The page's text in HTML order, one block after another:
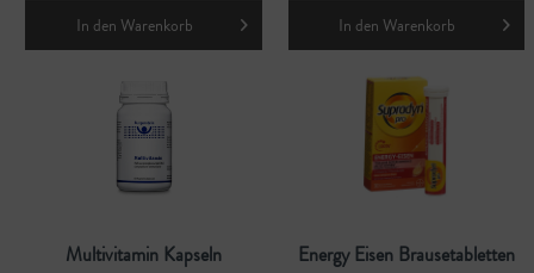
In den Warenkorb In den Warenkorb
Multivitamin Kapseln Energy Eisen Brausetabletten